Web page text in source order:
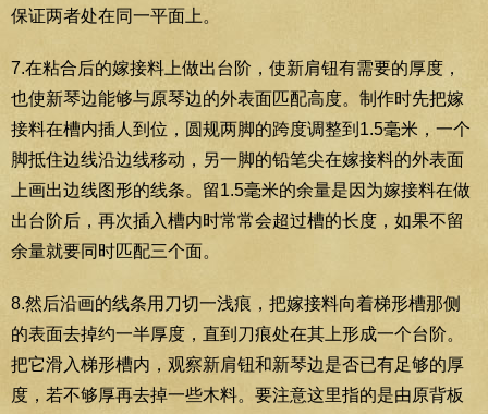
保证两者处在同一平面上。
7.在粘合后的嫁接料上做出台阶，使新肩钮有需要的厚度，
也使新琴边能够与原琴边的外表面匹配高度。制作时先把嫁
接料在槽内插人到位，圆规两脚的跨度调整到1.5毫米，一个
脚抵住边线沿边线移动，另一脚的铅笔尖在嫁接料的外表面
上画出边线图形的线条。留1.5毫米的余量是因为嫁接料在做
出台阶后，再次插入槽内时常常会超过槽的长度，如果不留
余量就要同时匹配三个面。
8.然后沿画的线条用刀切一浅痕，把嫁接料向着梯形槽那侧
的表面去掉约一半厚度，直到刀痕处在其上形成一个台阶。
把它滑入梯形槽内，观察新肩钮和新琴边是否已有足够的厚
度，若不够厚再去掉一些木料。要注意这里指的是由原背板